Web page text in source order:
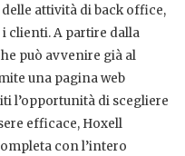
attività di back office,
clienti. A partire dalla
può avvenire già al
una pagina web
l’opportunità di scegliere
efficace, Hoxell
con l’intero